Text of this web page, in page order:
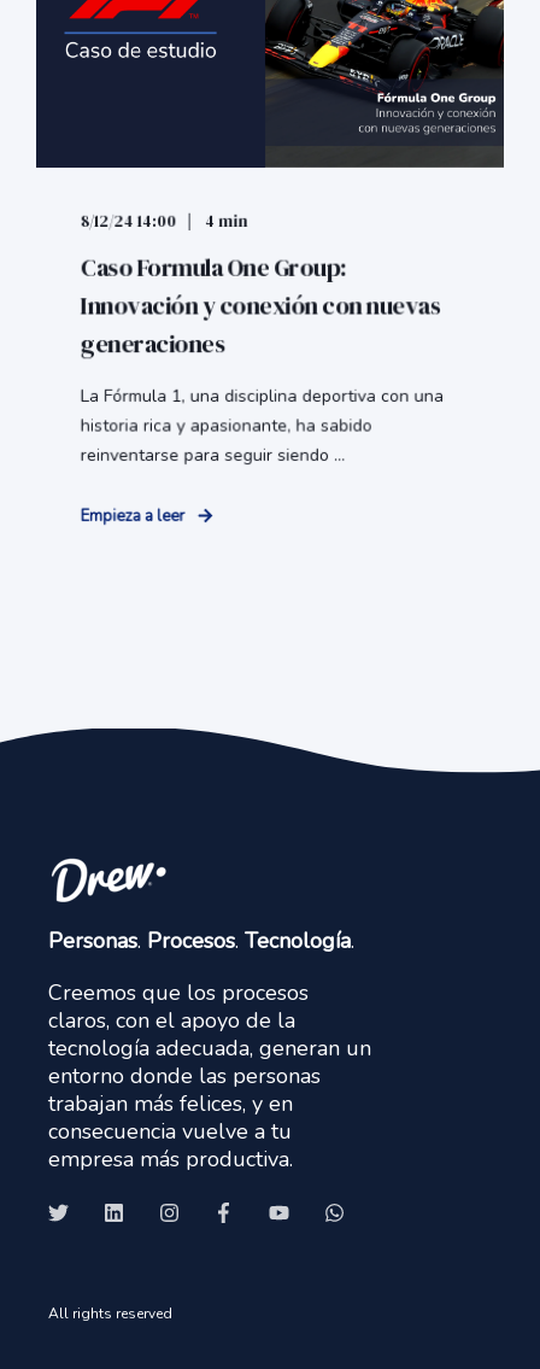
8/12/24 14:00 4 min
Caso Formula One Group:
Innovación y conexión con nuevas
generaciones
La Fórmula 1, una disciplina deportiva con una
historia rica y apasionante, ha sabido
reinventarse para seguir siendo ...
Empieza a leer
Personas. Procesos. Tecnología.
Creemos que los procesos
claros, con el apoyo de la
tecnología adecuada, generan un
entorno donde las personas
trabajan más felices, y en
consecuencia vuelve a tu
empresa más productiva.
All rights reserved